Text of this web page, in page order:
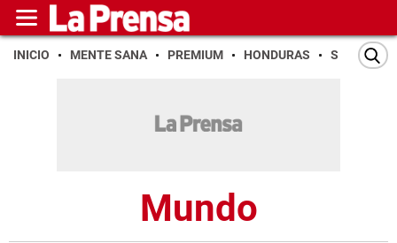
INICIO MENTE SANA PREMIUM HONDURAS SAN PEDRO
Mundo